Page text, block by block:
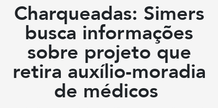
Charqueadas: Simers
busca informações
sobre projeto que
retira auxílio-moradia
de médicos